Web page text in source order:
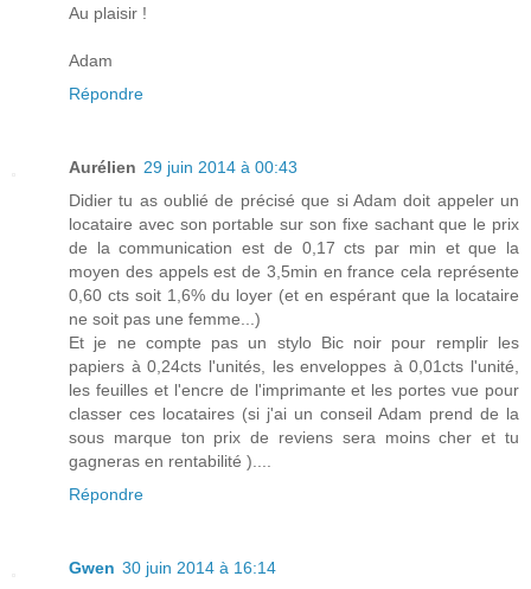
Au plaisir !
Adam
Répondre
Aurélien 29 juin 2014 à 00:43
Didier tu as oublié de précisé que si Adam doit appeler un
locataire avec son portable sur son fixe sachant que le prix
de la communication est de 0,17 cts par min et que la
moyen des appels est de 3,5min en france cela représente
0,60 cts soit 1,6% du loyer (et en espérant que la locataire
ne soit pas une femme...)
Et je ne compte pas un stylo Bic noir pour remplir les
papiers à 0,24cts l'unités, les enveloppes à 0,01cts l'unité,
les feuilles et l'encre de l'imprimante et les portes vue pour
classer ces locataires (si j'ai un conseil Adam prend de la
sous marque ton prix de reviens sera moins cher et tu
gagneras en rentabilité )....
Répondre
Gwen 30 juin 2014 à 16:14